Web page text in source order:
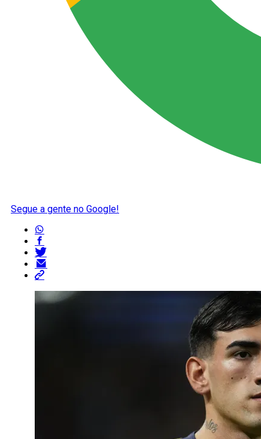
Segue a gente no Google!